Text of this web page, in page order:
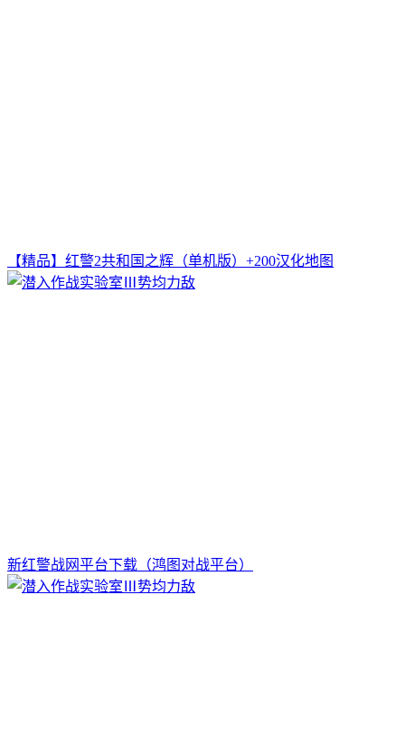
【精品】红警2共和国之辉（单机版）+200汉化地图
新红警战网平台下载（鸿图对战平台）